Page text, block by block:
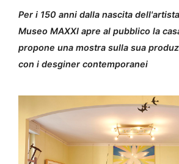
Per i 150 anni dalla nascita
Museo MAXXI apre al pubblico la
propone una mostra sulla sua
con i desginer contemporanei